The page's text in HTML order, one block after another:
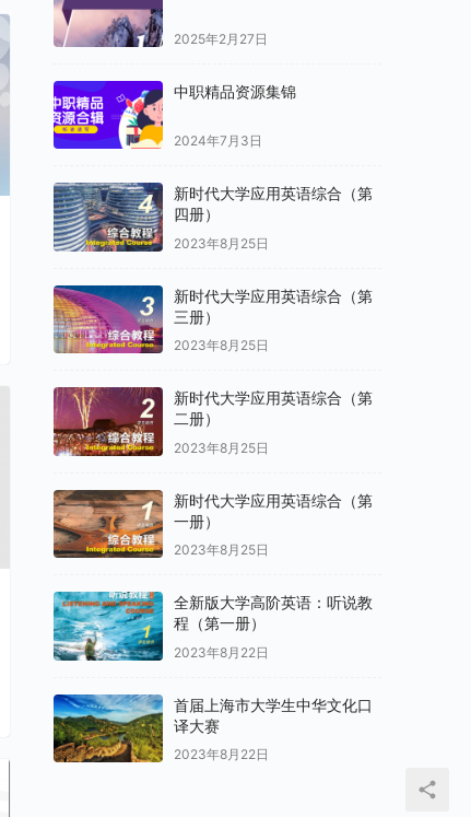
2025年2月27日
中职精品资源集锦
2024年7月3日
新时代大学应用英语综合（第
四册）
2023年8月25日
新时代大学应用英语综合（第
三册）
2023年8月25日
新时代大学应用英语综合（第
二册）
2023年8月25日
新时代大学应用英语综合（第
一册）
2023年8月25日
全新版大学高阶英语：听说教
程（第一册）
2023年8月22日
首届上海市大学生中华文化口
译大赛
2023年8月22日